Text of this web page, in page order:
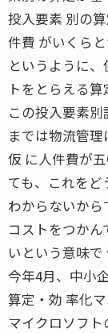
投入要素 別の
件費 がいくら
というように
トをとらえる算
この投入要素
までは物流管理
仮 に人件費が
ても、これをど
わからないから
コストをつか
いという意味で
今年4月、中小
算定・効 率化
マイクロソフ